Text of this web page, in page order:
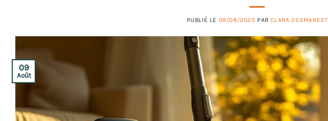
PUBLIÉ LE 09/08/2025 PARCLARA DESMAREST
09
Août